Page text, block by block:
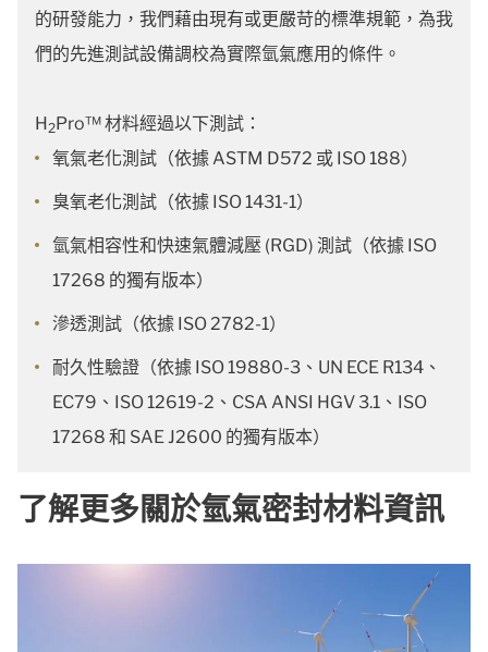
的研發能力，我們藉由現有或更嚴苛的標準規範，為我
們的先進測試設備調校為實際氫氣應用的條件。
H2Pro™ 材料經過以下測試：
氧氣老化測試（依據 ASTM D572 或 ISO 188）
臭氧老化測試（依據 ISO 1431-1）
氫氣相容性和快速氣體減壓 (RGD) 測試（依據 ISO
17268 的獨有版本）
滲透測試（依據 ISO 2782-1）
耐久性驗證（依據 ISO 19880-3、UN ECE R134、
EC79、ISO 12619-2、CSA ANSI HGV 3.1、ISO
17268 和 SAE J2600 的獨有版本）
了解更多關於氫氣密封材料資訊